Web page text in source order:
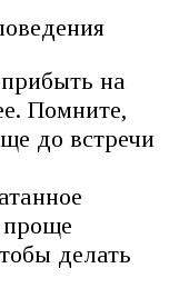
на
Помните,
до встречи
делать